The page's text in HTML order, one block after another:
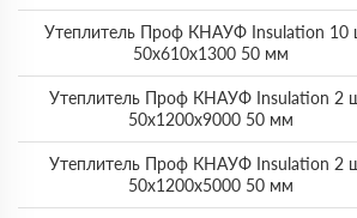
Утеплитель Проф КНАУФ Insulation 10
50х610х1300 50 мм
Утеплитель Проф КНАУФ Insulation 2
50х1200х9000 50 мм
Утеплитель Проф КНАУФ Insulation 2
50х1200х5000 50 мм